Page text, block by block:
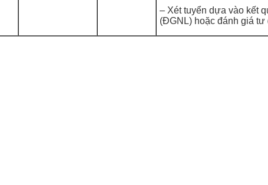
– Xét tuyển dựa vào kết
(ĐGNL) hoặc đánh giá tư